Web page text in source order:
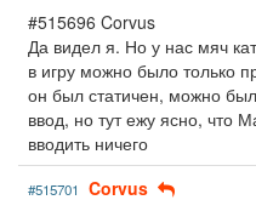
#515696 Corvus
Да видел я. Но у нас мяч
в игру можно было только
он был статичен, можно
ввод, но тут ежу ясно, что
вводить ничего
#515701 Corvus